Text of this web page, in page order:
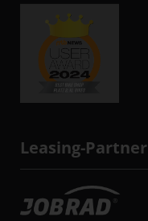
Leasing-Partner